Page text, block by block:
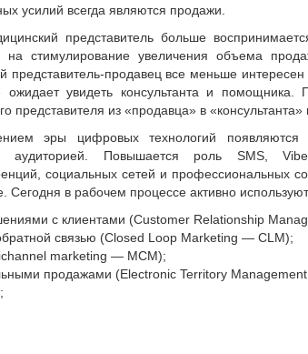
усилий всегда являются продажи.
представитель больше
на стимулирование увеличения объема
представитель-продавец все меньше
ожидает увидеть консультанта и
представителя из «продавца» в «консультанта»
эры цифровых технологий
аудиторией. Повышается роль SMS,
социальных сетей и профессиональных
в рабочем процессе активно
с клиентами (Customer Relationship
связью (Closed Loop Marketing — CLM);
marketing — МСМ);
продажами (Electronic Territory